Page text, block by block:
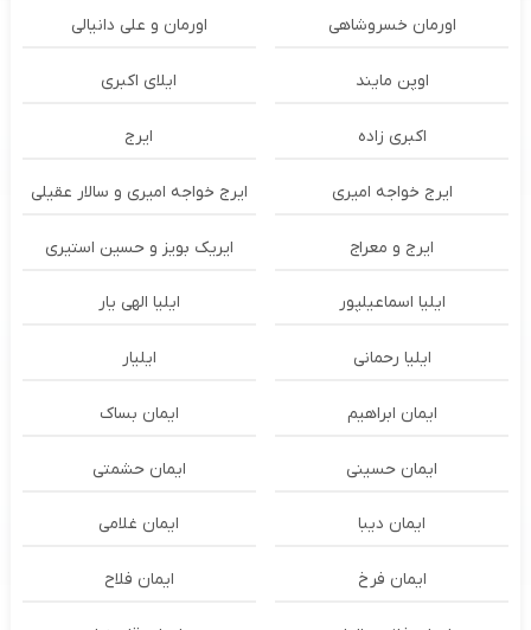
اورمان خسروشاهی اورمان و علی دانیالی
اوپن مایند ايلاى اكبرى
اکبری زاده ایرج
ایرج خواجه امیری ایرج خواجه امیری و سالار عقیلی
ایرج و معراج ایریک بویز و حسین استیری
ایلیا اسماعیلپور ایلیا الهی یار
ایلیا رحمانی ایلیار
ایمان ابراهیم ایمان بساک
ایمان حسینی ایمان حشمتی
ایمان دیبا ایمان غلامی
ایمان فرخ ایمان فلاح